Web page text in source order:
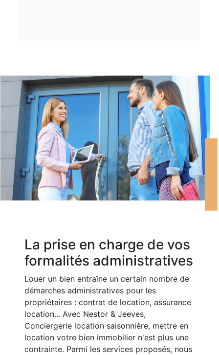
La prise en charge de vos
formalités administratives
Louer un bien entraîne un certain nombre de
démarches administratives pour les
propriétaires : contrat de location, assurance
location... Avec Nestor & Jeeves,
Conciergerie location saisonnière, mettre en
location votre bien immobilier n'est plus une
contrainte. Parmi les services proposés, nous